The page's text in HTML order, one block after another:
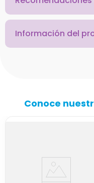
Información del
Conoce